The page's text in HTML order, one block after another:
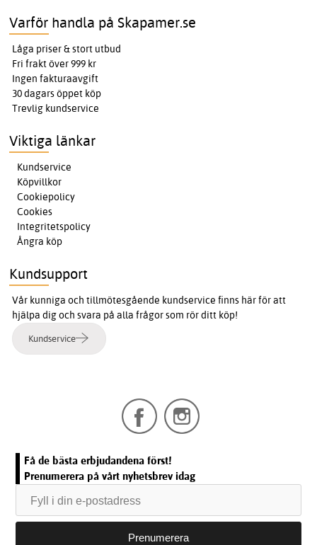
Varför handla på Skapamer.se
Låga priser & stort utbud
Fri frakt över 999 kr
Ingen fakturaavgift
30 dagars öppet köp
Trevlig kundservice
Viktiga länkar
Kundservice
Köpvillkor
Cookiepolicy
Cookies
Integritetspolicy
Ångra köp
Kundsupport
Vår kunniga och tillmötesgående kundservice finns här för att
hjälpa dig och svara på alla frågor som rör ditt köp!
Kundservice
Få de bästa erbjudandena först!
Prenumerera på vårt nyhetsbrev idag